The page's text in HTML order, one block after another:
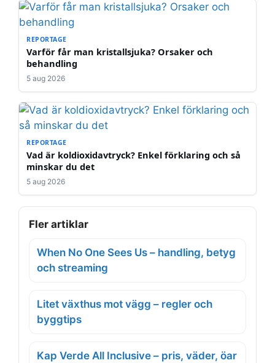
REPORTAGE
Varför får man kristallsjuka? Orsaker och
behandling
5 aug 2026
REPORTAGE
Vad är koldioxidavtryck? Enkel förklaring och så
minskar du det
5 aug 2026
Fler artiklar
When No One Sees Us – handling, betyg
och streaming
Litet växthus mot vägg – regler och
byggtips
Kap Verde All Inclusive – pris, väder, öar